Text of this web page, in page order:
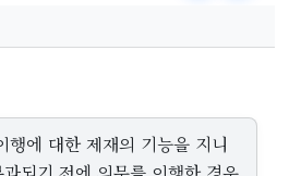
행에 대한 제재의 기능을 지니